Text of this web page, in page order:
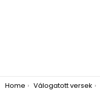
You are here:
Home Válogatott versek